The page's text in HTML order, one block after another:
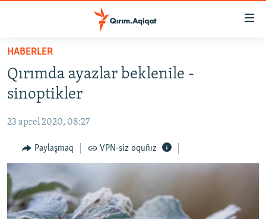
Esas
qaytmaq
Baş
navigatsiyağa
qaytmaq
qaytmaq
HABERLER
SİYASET
İQTİSADİYAT
CEMİYET
MEDENİYET
İNSAN AQLARI
VİDEO
SÜRET
HABERLER
Qırımda ayazlar beklenile -
sinoptikler
23 aprel 2020, 08:27
Paylaşmaq VPN-siz oquñız